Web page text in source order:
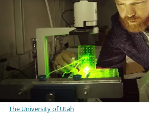
The University of Utah